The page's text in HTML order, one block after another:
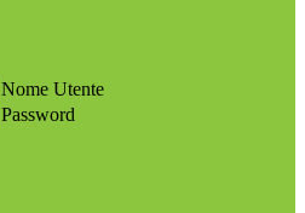
Nome Utente
Password